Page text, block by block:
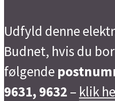
Udfyld denne
Budnet, hvis du
følgende
9631, 9632 – klik